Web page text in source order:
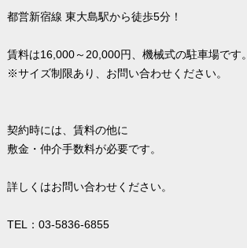
都営新宿線 東大島駅から徒歩5分！
賃料は16,000～20,000円、機械式の駐車場です。
※サイズ制限あり、お問い合わせください。
契約時には、賃料の他に
敷金・仲介手数料が必要です。
詳しくはお問い合わせください。
TEL：03-5836-6855